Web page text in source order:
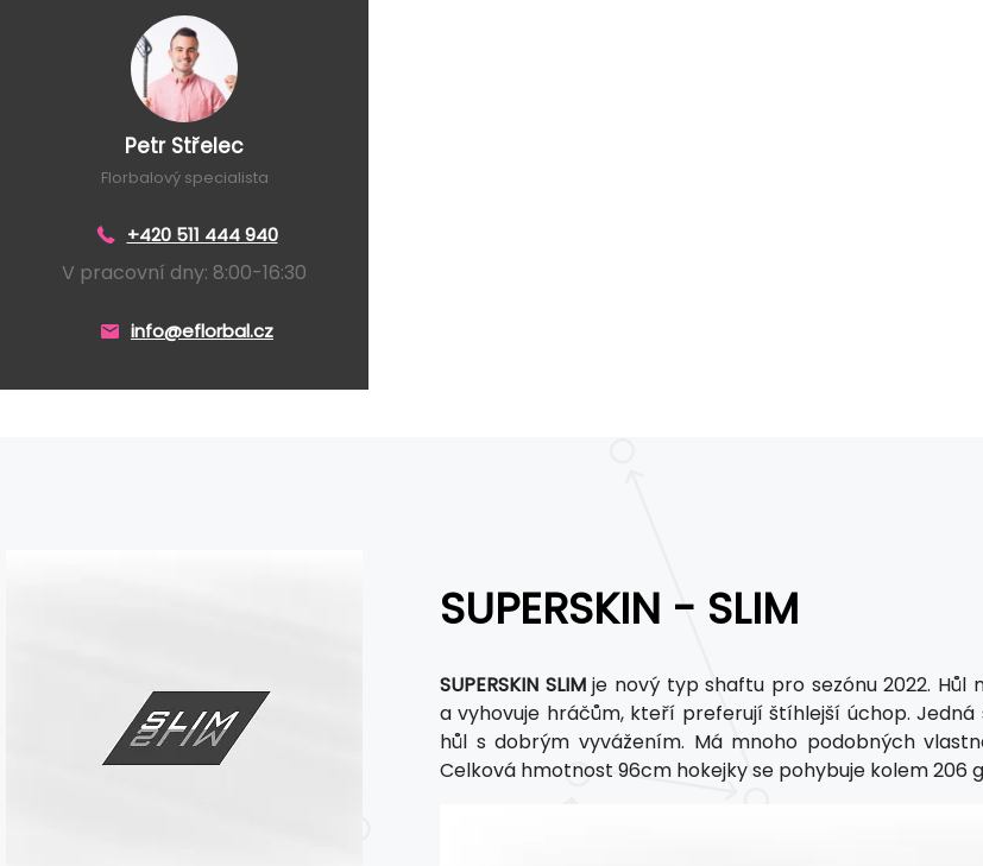
Petr Střelec
Florbalový specialista
+420 511 444 940
V pracovní dny: 8:00-16:30
info@eflorbal.cz
SUPERSKIN - SLIM
SUPERSKIN SLIMje nový typ shaftu pro sezónu 2022. Hůl
a vyhovuje hráčům, kteří preferují štíhlejší úchop. Jedná
hůl s dobrým vyvážením. Má mnoho podobných
Celková hmotnost 96cm hokejky se pohybuje kolem 206